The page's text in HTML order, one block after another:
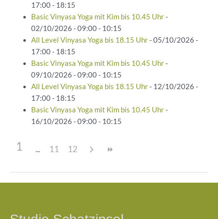
17:00 - 18:15
Basic Vinyasa Yoga mit Kim bis 10.45 Uhr-
02/10/2026 - 09:00 - 10:15
All Level Vinyasa Yoga bis 18.15 Uhr- 05/10/2026 -
17:00 - 18:15
Basic Vinyasa Yoga mit Kim bis 10.45 Uhr-
09/10/2026 - 09:00 - 10:15
All Level Vinyasa Yoga bis 18.15 Uhr- 12/10/2026 -
17:00 - 18:15
Basic Vinyasa Yoga mit Kim bis 10.45 Uhr-
16/10/2026 - 09:00 - 10:15
1 11 12